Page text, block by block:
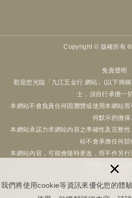
我們將使用cookie等資訊來優化您的體
×
Copyright © 版權所有
免責聲明
歡迎您光臨「九江五金行 網站」(以下簡
士，須自行承擔一
本網站不會負責任何因瀏覽或使用本網站
何默示的擔保
本網站承諾力求網站內容之準確性及完整
站不會承擔任何賠
本網站內容，可能會隨時更改，而不作另行
以實際出貨商品
本網站可隨時停止或變更資料及有關